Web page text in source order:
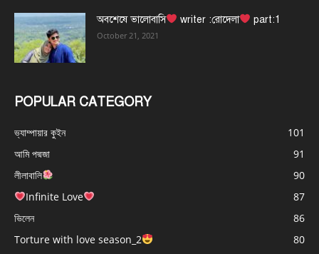
অবশেষে ভালোবাসি writer :রোদেলা part:1
October 21, 2021
POPULAR CATEGORY
ভ্যাম্পায়ার কুইন
101
আমি পদ্মজা
91
লীলাবালি
90
Infinite Love
87
ভিলেন
86
Torture with love season_2
80